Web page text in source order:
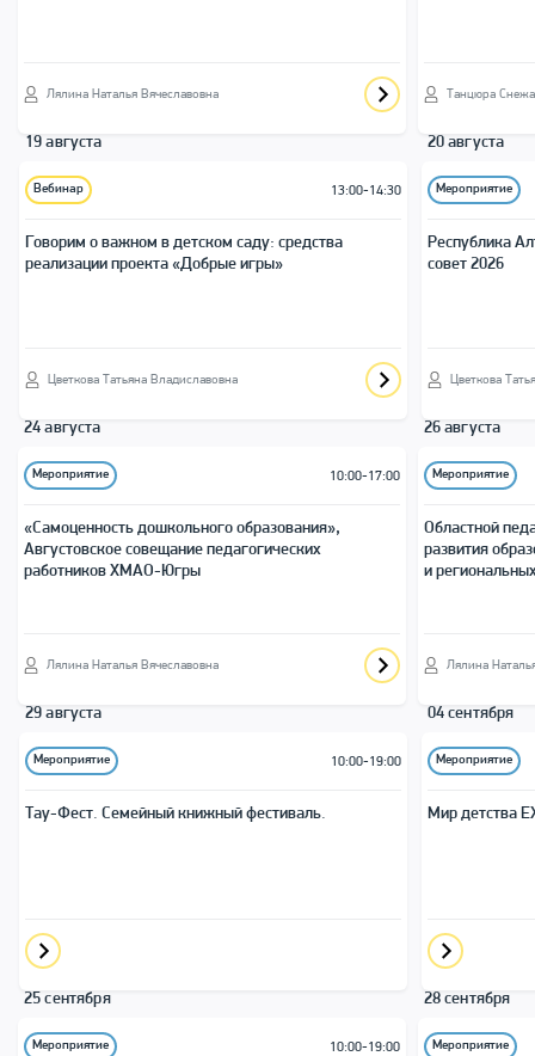
Лялина Наталья Вячеславовна Танцюра
19 августа
Вебинар 13:00-14:30
Говорим о важном в детском саду: средства
реализации проекта «Добрые игры»
Цветкова Татьяна Владиславовна
20 августа
Мероприятие
Республика
совет 2026
Цветкова
24 августа
Мероприятие 10:00-17:00
«Самоценность дошкольного образования»,
Августовское совещание педагогических
работников ХМАО-Югры
Лялина Наталья Вячеславовна
26 августа
Мероприятие
Областной
развития
и
Лялина
29 августа
Мероприятие 10:00-19:00
Тау-Фест. Семейный книжный фестиваль.
04 сентября
Мероприятие
Мир детства
25 сентября
Мероприятие 10:00-19:00
28 сентября
Мероприятие